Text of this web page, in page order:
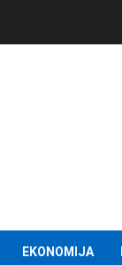
EKONOMIJA